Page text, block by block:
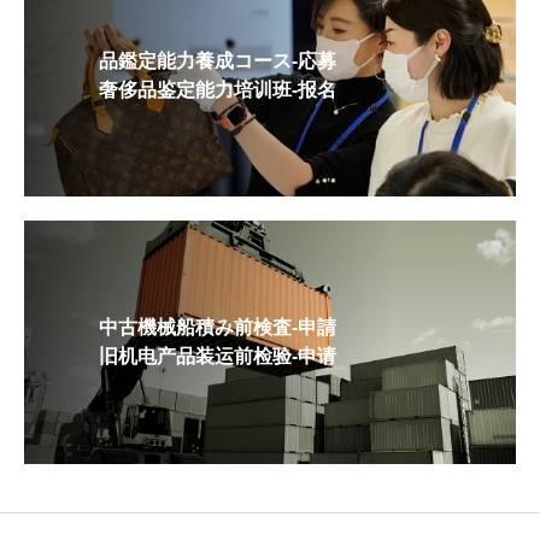
品鑑定能力養成コース-応募
奢侈品鉴定能力培训班-报名
中古機械船積み前検査-申請
旧机电产品装运前检验-申请